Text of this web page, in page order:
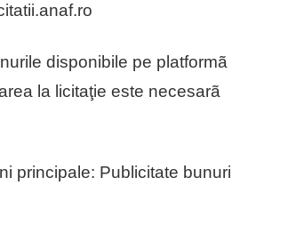
disponibile pe platformã
la licitaţie este necesarã
principale: Publicitate bunuri